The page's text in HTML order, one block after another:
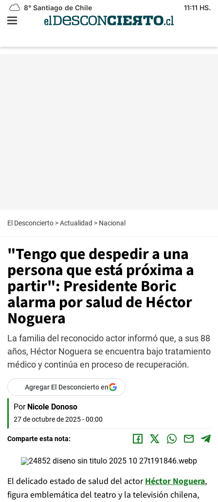
8° Santiago de Chile 11:11 HS.
El Desconcierto >Actualidad > Nacional
"Tengo que despedir a una
persona que está próxima a
partir": Presidente Boric
alarma por salud de Héctor
Noguera
La familia del reconocido actor informó que, a sus 88
años, Héctor Noguera se encuentra bajo tratamiento
médico y continúa en proceso de recuperación.
Agregar El Desconcierto en
Por Nicole Donoso
27 de octubre de 2025 - 00:00
Comparte esta nota:
El delicado estado de salud del actorHéctor Noguera,
figura emblemática del teatro y la televisión chilena,